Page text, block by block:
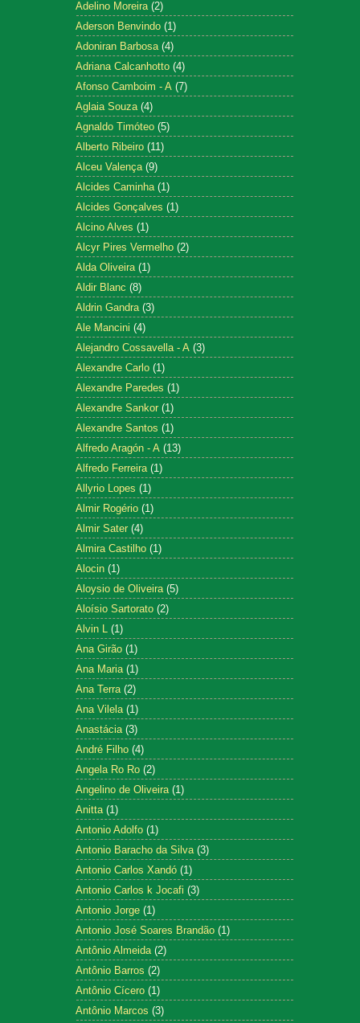
Adelino Moreira (2)
Aderson Benvindo (1)
Adoniran Barbosa (4)
Adriana Calcanhotto (4)
Afonso Camboim - A (7)
Aglaia Souza (4)
Agnaldo Timóteo (5)
Alberto Ribeiro (11)
Alceu Valença (9)
Alcides Caminha (1)
Alcides Gonçalves (1)
Alcino Alves (1)
Alcyr Pires Vermelho (2)
Alda Oliveira (1)
Aldir Blanc (8)
Aldrin Gandra (3)
Ale Mancini (4)
Alejandro Cossavella - A (3)
Alexandre Carlo (1)
Alexandre Paredes (1)
Alexandre Sankor (1)
Alexandre Santos (1)
Alfredo Aragón - A (13)
Alfredo Ferreira (1)
Allyrio Lopes (1)
Almir Rogério (1)
Almir Sater (4)
Almira Castilho (1)
Alocin (1)
Aloysio de Oliveira (5)
Aloísio Sartorato (2)
Alvin L (1)
Ana Girão (1)
Ana Maria (1)
Ana Terra (2)
Ana Vilela (1)
Anastácia (3)
André Filho (4)
Angela Ro Ro (2)
Angelino de Oliveira (1)
Anitta (1)
Antonio Adolfo (1)
Antonio Baracho da Silva (3)
Antonio Carlos Xandó (1)
Antonio Carlos k Jocafi (3)
Antonio Jorge (1)
Antonio José Soares Brandão (1)
Antônio Almeida (2)
Antônio Barros (2)
Antônio Cícero (1)
Antônio Marcos (3)